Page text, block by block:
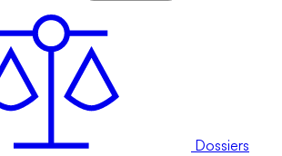
Dossiers